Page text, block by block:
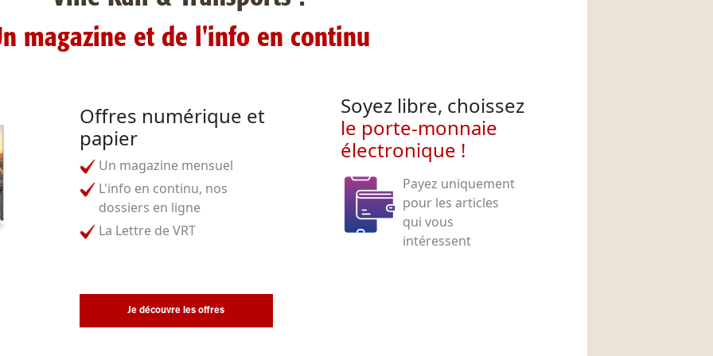
magazine et de l'info en continu
Offres numérique et
papier
Un magazine mensuel
L'info en continu, nos
dossiers en ligne
La Lettre de VRT
Soyez libre, choissez
le porte-monnaie
électronique !
Payez uniquement
pour les articles
qui vous
intéressent
Je découvre les offres